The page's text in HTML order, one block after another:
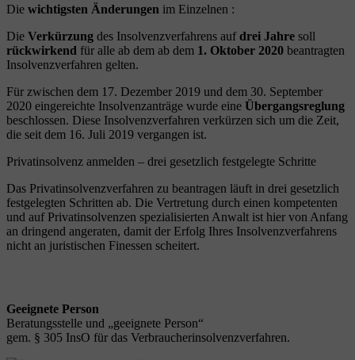
Die wichtigsten Änderungen im Einzelnen :
Die Verkürzung des Insolvenzverfahrens aufdrei Jahre soll
rückwirkend für alle ab dem ab dem 1. Oktober 2020 beantragten
Insolvenzverfahren gelten.
Für zwischen dem 17. Dezember 2019 und dem 30. September
2020 eingereichte Insolvenzanträge wurde eine Übergangsreglung
beschlossen. Diese Insolvenzverfahren verkürzen sich um die Zeit,
die seit dem 16. Juli 2019 vergangen ist.
Privatinsolvenz anmelden – drei gesetzlich festgelegte Schritte
Das Privatinsolvenzverfahren zu beantragen läuft in drei gesetzlich
festgelegten Schritten ab. Die Vertretung durch einen kompetenten
und auf Privatinsolvenzen spezialisierten Anwalt ist hier von Anfang
an dringend angeraten, damit der Erfolg Ihres Insolvenzverfahrens
nicht an juristischen Finessen scheitert.
Geeignete Person
Beratungsstelle und „geeignete Person“
gem. § 305 InsO für das Verbraucherinsolvenzverfahren.